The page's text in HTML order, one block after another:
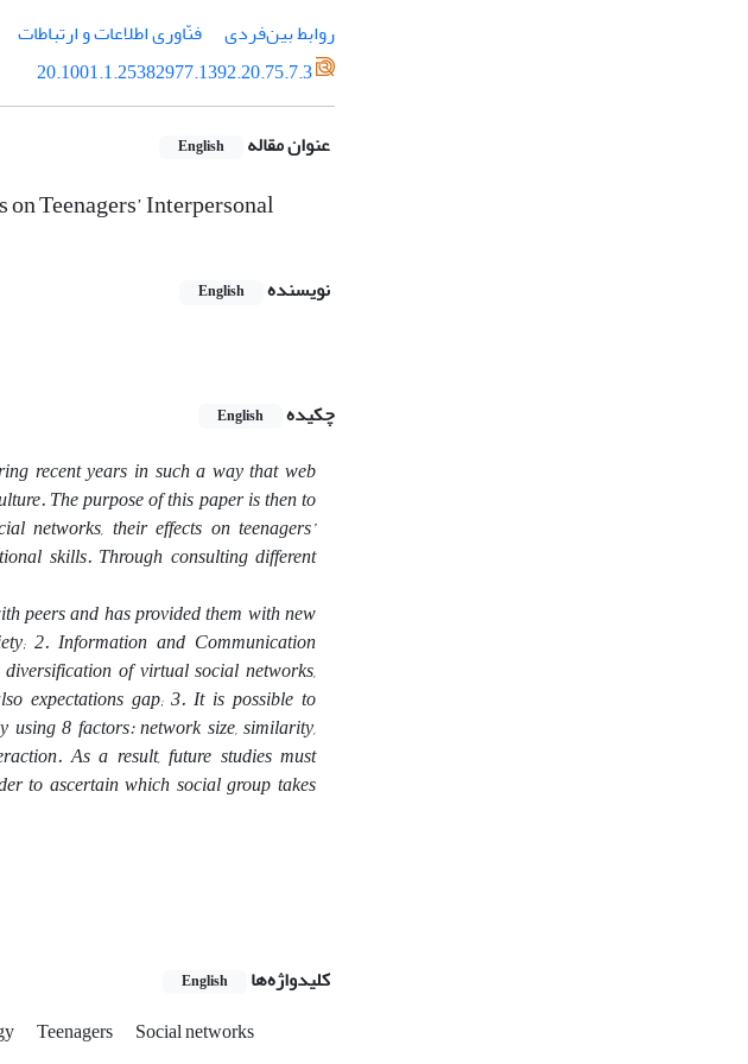
روابط بین‌فردی
فنّاوری اطلاعات و ارتباطات
20.1001.1.25382977.1392.20.75.7.3
عنوان مقاله English
Teenagers’ Interpersonal
نویسنده English
چکیده
English
recent years in such a way that web
The purpose of this paper is then to
networks, their effects on teenagers’
skills. Through consulting different
peers and has provided them with new
2. Information and Communication
of virtual social networks,
expectations gap; 3. It is possible to
8 factors: network size, similarity,
As a result, future studies must
to ascertain which social group takes
کلیدواژه‌ها English
Teenagers
Social networks